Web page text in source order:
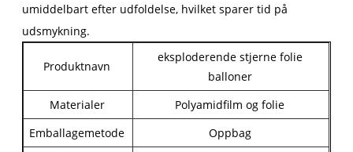
umiddelbart efter udfoldelse, hvilket sparer tid på
udsmykning.
Produktnavn
eksploderende stjerne folie
balloner
Materialer
Polyamidfilm og folie
Emballagemetode
Oppbag